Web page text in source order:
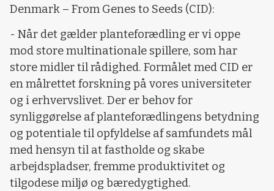
Denmark – From Genes to Seeds (CID):
- Når det gælder planteforædling er vi oppe
mod store multinationale spillere, som har
store midler til rådighed. Formålet med CID er
en målrettet forskning på vores universiteter
og i erhvervslivet. Der er behov for
synliggørelse af planteforædlingens betydning
og potentiale til opfyldelse af samfundets mål
med hensyn til at fastholde og skabe
arbejdspladser, fremme produktivitet og
tilgodese miljø og bæredygtighed.